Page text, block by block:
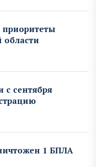
области
с сентября
1 БПЛА